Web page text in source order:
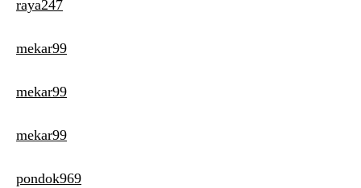
raya247
mekar99
mekar99
mekar99
pondok969